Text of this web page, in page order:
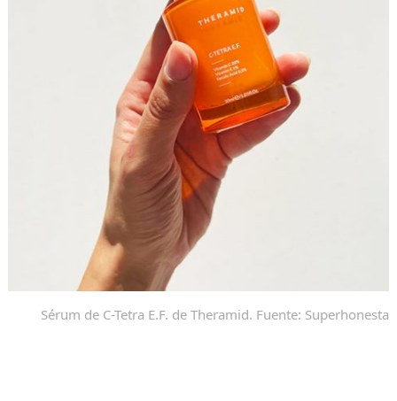
Sérum de C-Tetra E.F. de Theramid. Fuente: Superhonesta